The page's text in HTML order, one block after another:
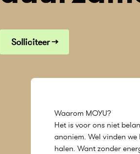
Solliciteer →
Waarom MOYU?
Het is voor ons niet
anoniem. Wel vinden
halen. Want zonder